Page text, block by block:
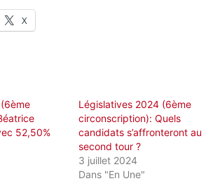
X
52,50%
Législatives 2024 (6ème
circonscription): Quels
candidats s’affronteront au
second tour ?
3 juillet 2024
Dans "En Une"